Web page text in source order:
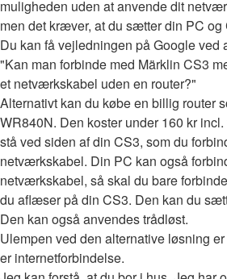
muligheden uden at anvende dit
men det kræver, at du sætter din PC og
Du kan få vejledningen på Google ved
"Kan man forbinde med Märklin CS3
et netværkskabel uden en router?"
Alternativt kan du købe en billig router
WR840N. Den koster under 160 kr
stå ved siden af din CS3, som du
netværkskabel. Din PC kan også
netværkskabel, så skal du bare
du aflæser på din CS3. Den kan du
Den kan også anvendes trådløst.
Ulempen ved den alternative løsning
er internetforbindelse.